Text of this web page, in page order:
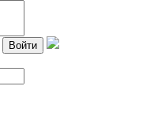
Войти